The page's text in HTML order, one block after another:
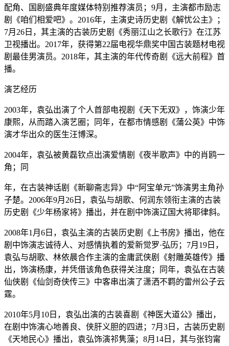
配角、国剧盛典年度媒体特别推荐演员；9月，主演都市励志
剧《咱们相爱吧》。2016年，主演史诗历史剧《解忧公主》；
7月26日，其主演的古装历史剧《秀丽江山之长歌行》在江苏
卫视播出。2017年，获得第22届电视华鼎奖中国古装题材电视
剧最佳男演员。2018年，其主演的年代传奇剧《远大前程》首
播。
演艺经历
2003年，袁弘出演了个人首部电视剧《天下无双》，饰演少年
康熙，从而踏入演艺圈；同年，在都市情感剧《蒲公英》中饰
演才华出众的医生汪博深。
2004年，袁弘被黄磊钦点出演爱情剧《夜半歌声》中的肖鸥一
角；同
年，在古装神话剧《新聊斋志异》中“阿宝单元”饰演男主角孙
子楚。2006年9月26日，袁弘与胡歌、何润东领衔主演的古装
历史剧《少年杨家将》播出，并在剧中饰演辽国大将耶律斜。
2008年1月6日，袁弘主演的古装历史剧《上书房》播出，他在
剧中饰演志诚待人、对感情执着的爱新觉罗·弘历；7月19日，
袁弘与胡歌、林依晨合作主演的金庸武侠剧《射雕英雄传》播
出，饰演杨康，并凭借该角色获得关注度；同年，袁弘在古装
仙侠剧《仙剑奇侠传三》中客串出演了潇洒不羁的雷州公子云
霆。
2010年5月10日，袁弘出演的古装喜剧《神医大道公》播出，
在剧中饰演心地善良、侠肝义胆的四进；7月3日，古装历史剧
《天地民心》播出，袁弘饰演祁隽藻；8月14日，其与张钧甯